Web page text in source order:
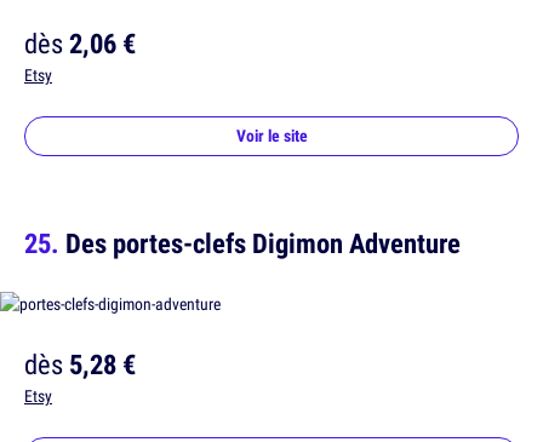
dès2,06 €
Etsy
Voir le site
Des portes-clefs Digimon Adventure
dès5,28 €
Etsy